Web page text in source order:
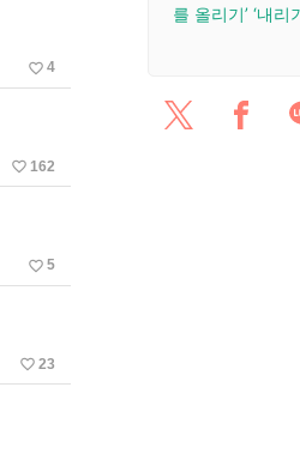
favorite_border 4
favorite_border 162
favorite_border 5
favorite_border 23
를 올리기’ ‘내
2026/3/30: 기사